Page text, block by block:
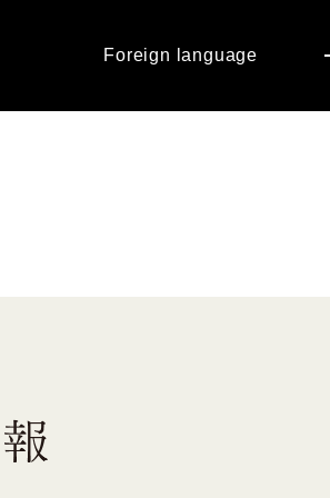
Foreign language